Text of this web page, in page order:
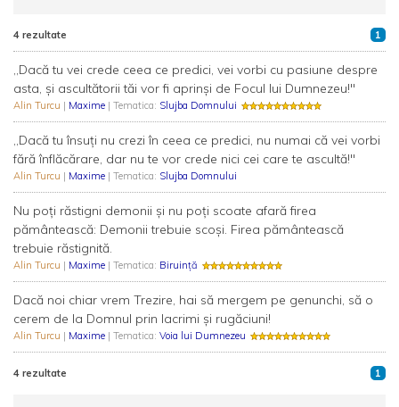
4 rezultate 1
,,Dacă tu vei crede ceea ce predici, vei vorbi cu pasiune despre
asta, și ascultătorii tăi vor fi aprinși de Focul lui Dumnezeu!"
Alin Turcu | Maxime | Tematica: Slujba Domnului
,,Dacă tu însuți nu crezi în ceea ce predici, nu numai că vei vorbi
fără înflăcărare, dar nu te vor crede nici cei care te ascultă!"
Alin Turcu | Maxime | Tematica: Slujba Domnului
Nu poți răstigni demonii și nu poţi scoate afară firea
pământească: Demonii trebuie scoşi. Firea pământească
trebuie răstignită.
Alin Turcu | Maxime | Tematica: Biruință
Dacă noi chiar vrem Trezire, hai să mergem pe genunchi, să o
cerem de la Domnul prin lacrimi și rugăciuni!
Alin Turcu | Maxime | Tematica: Voia lui Dumnezeu
4 rezultate 1